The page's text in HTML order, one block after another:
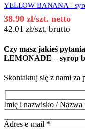
YELLOW BANANA -
38.90 zł/szt. netto
42.01 zł/szt. brutto
Czy masz jakieś
LEMONADE – syrop
Skontaktuj się z nami za
Imię i nazwisko / Nazwa
Adres e-mail *